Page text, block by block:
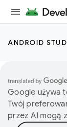
ANDROID
Google używa
Twój
przez AI mogą